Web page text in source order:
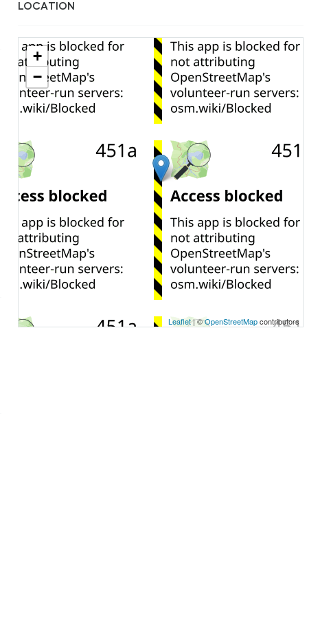
LOCATION
+
−
Leaflet| ©OpenStreetMapcontributors